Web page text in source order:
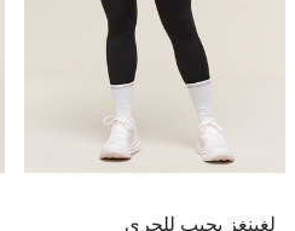
لغينغز بجيب للجري